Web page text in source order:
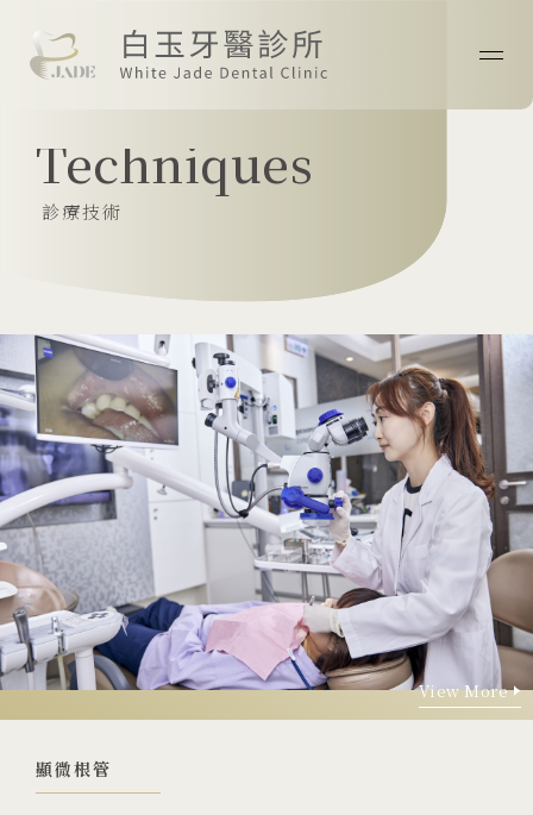
關於我們
醫師專欄
診療技術
案例分享
院所資訊
大學牙醫
02 2912 1233
Techniques
診療技術
View More
View More
顯微根管